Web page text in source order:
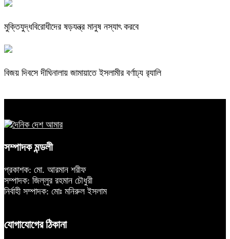
মুক্তিযুদ্ধবিরোধীদের ষড়যন্ত্র মানুষ নস্যাৎ করবে
বিজয় দিবসে দীঘিনালায় জামায়াতে ইসলামীর বর্ণাঢ্য র‍্যালি
সম্পাদক মন্ডলী
প্রকাশক: মো. আরমান শরীফ
সম্পাদক: জিল্লুর রহমান চৌধুরী
নির্বাহী সম্পাদক: মোঃ মনিরুল ইসলাম
যোগাযোগের ঠিকানা